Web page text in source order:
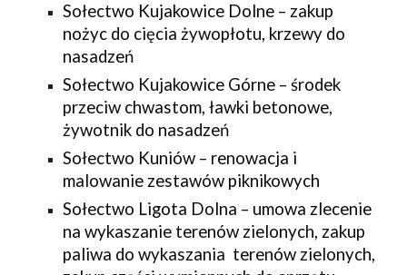
Sołectwo Kujakowice Dolne – zakup
nożyc do cięcia żywopłotu, krzewy do
nasadzeń
Sołectwo Kujakowice Górne – środek
przeciw chwastom, ławki betonowe,
żywotnik do nasadzeń
Sołectwo Kuniów – renowacja i
malowanie zestawów piknikowych
Sołectwo Ligota Dolna – umowa zlecenie
na wykaszanie terenów zielonych, zakup
paliwa do wykaszania terenów zielonych,